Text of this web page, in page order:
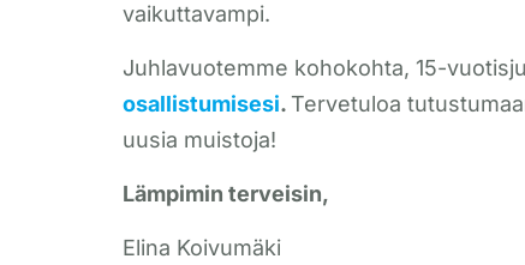
vaikuttavampi.
Juhlavuotemme kohokohta, 15-
osallistumisesi. Tervetuloa
uusia muistoja!
Lämpimin terveisin,
Elina Koivumäki